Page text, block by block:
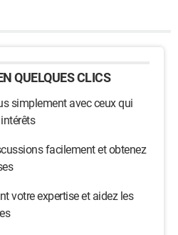
QUELQUES CLICS
simplement avec ceux qui
facilement et obtenez
votre expertise et aidez les